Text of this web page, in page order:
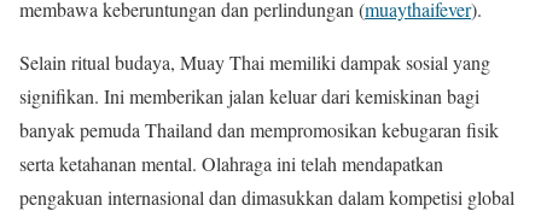
membawa keberuntungan dan perlindungan​(muaythaifever)​.
Selain ritual budaya, Muay Thai memiliki dampak sosial yang
signifikan. Ini memberikan jalan keluar dari kemiskinan bagi
banyak pemuda Thailand dan mempromosikan kebugaran fisik
serta ketahanan mental. Olahraga ini telah mendapatkan
pengakuan internasional dan dimasukkan dalam kompetisi global